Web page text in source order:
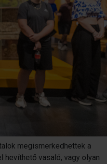
megismerkedhettek a
hevíthető vasaló, vagy olyan